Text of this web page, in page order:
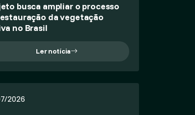
busca ampliar o processo
da vegetação
no Brasil
Ler notícia
2026